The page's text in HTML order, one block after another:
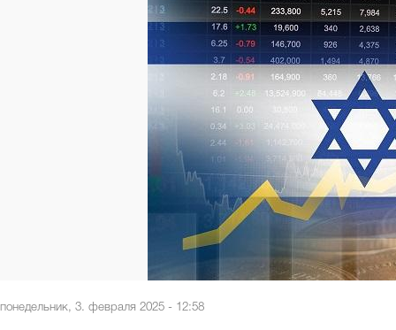
понедельник, 3. февраля 2025 - 12:58